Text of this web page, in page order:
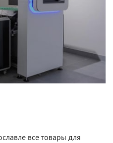
все товары для